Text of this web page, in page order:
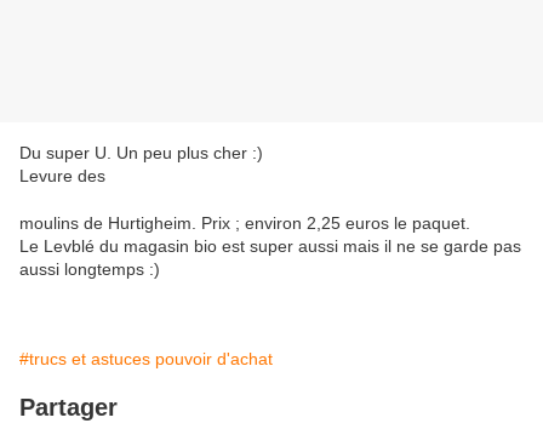
Du super U. Un peu plus cher :)
Levure des
moulins de Hurtigheim. Prix ; environ 2,25 euros le paquet.
Le Levblé du magasin bio est super aussi mais il ne se garde pas
aussi longtemps :)
#trucs et astuces pouvoir d'achat
Partager